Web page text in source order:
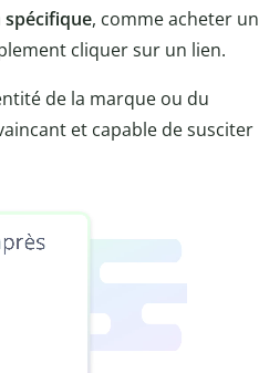
spécifique, comme acheter un
cliquer sur un lien.
de la marque ou du
et capable de susciter